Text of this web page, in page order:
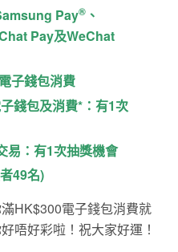
Pay® 、
Pay及WeChat
子錢包消費
錢包及消費*：有1次
易：有1次抽獎機會
49名)
HK$300電子錢包消費就
唔好彩啦！祝大家好運！